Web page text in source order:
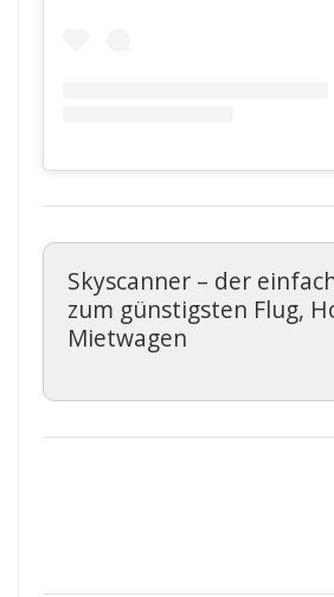
Skyscanner – der
zum günstigsten Flug,
Mietwagen